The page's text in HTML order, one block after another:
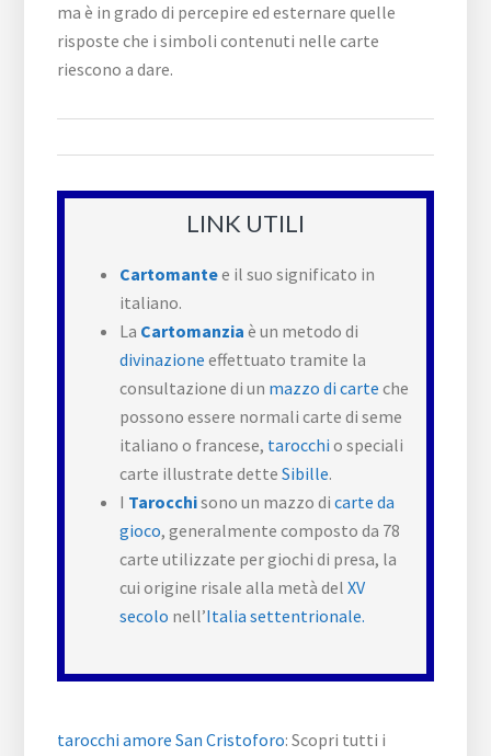
ma è in grado di percepire ed esternare quelle
risposte che i simboli contenuti nelle carte
riescono a dare.
LINK UTILI
Cartomantee il suo significato in
italiano.
La Cartomanzia è un metodo di
divinazione effettuato tramite la
consultazione di un mazzo di carte che
possono essere normali carte di seme
italiano o francese, tarocchi o speciali
carte illustrate detteSibille.
I Tarocchisono un mazzo dicarte da
gioco, generalmente composto da 78
carte utilizzate per giochi di presa, la
cui origine risale alla metà delXV
secolo nell’Italia settentrionale.
tarocchi amore San Cristoforo: Scopri tutti i